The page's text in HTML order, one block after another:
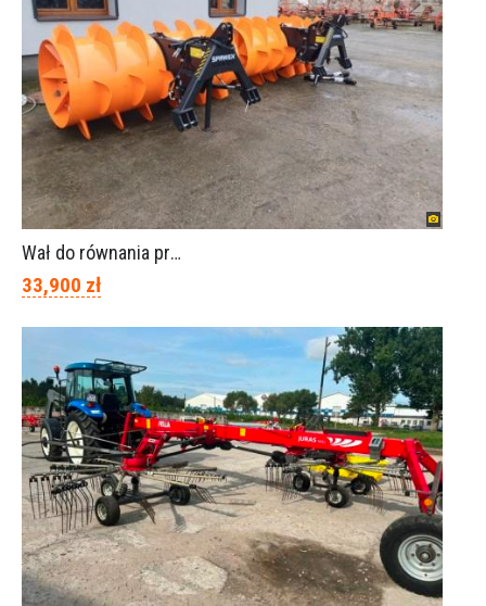
Wał do równania pryzm z kiszonką -TORNADO-SPAWEX
33,900 zł